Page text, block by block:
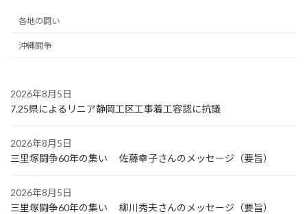
各地の闘い
沖縄闘争
2026年8月5日
7.25県によるリニア静岡工区工事着工容認に抗議
2026年8月5日
三里塚闘争60年の集い 佐藤幸子さんのメッセージ（要旨）
2026年8月5日
三里塚闘争60年の集い 柳川秀夫さんのメッセージ（要旨）